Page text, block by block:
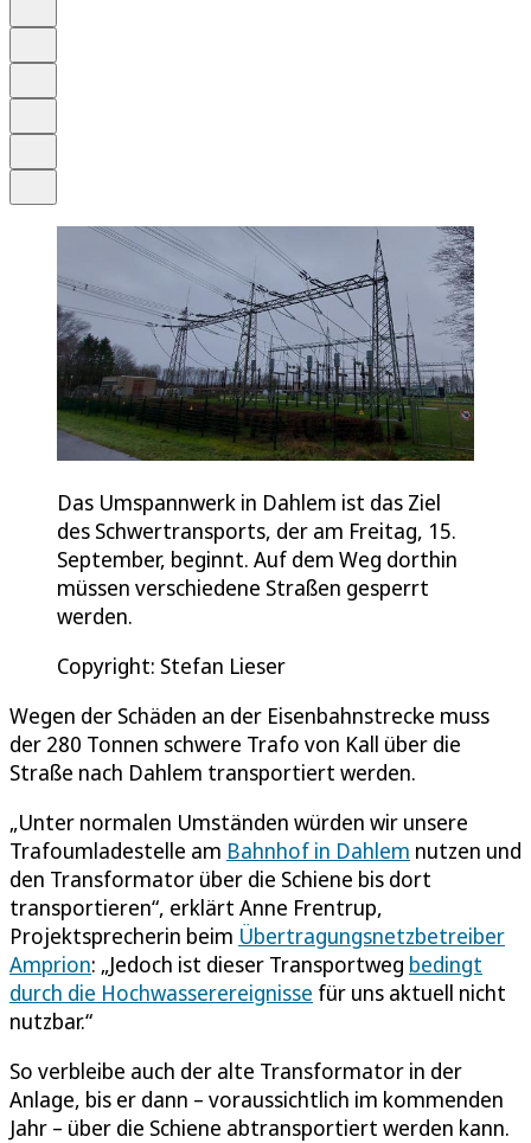
Das Umspannwerk in Dahlem ist das Ziel
des Schwertransports, der am Freitag, 15.
September, beginnt. Auf dem Weg dorthin
müssen verschiedene Straßen gesperrt
werden.
Copyright: Stefan Lieser
Wegen der Schäden an der Eisenbahnstrecke muss
der 280 Tonnen schwere Trafo von Kall über die
Straße nach Dahlem transportiert werden.
„Unter normalen Umständen würden wir unsere
Trafoumladestelle am Bahnhof in Dahlem nutzen und
den Transformator über die Schiene bis dort
transportieren“, erklärt Anne Frentrup,
Projektsprecherin beim Übertragungsnetzbetreiber
Amprion: „Jedoch ist dieser Transportweg bedingt
durch die Hochwasserereignisse für uns aktuell nicht
nutzbar.“
So verbleibe auch der alte Transformator in der
Anlage, bis er dann – voraussichtlich im kommenden
Jahr – über die Schiene abtransportiert werden kann.